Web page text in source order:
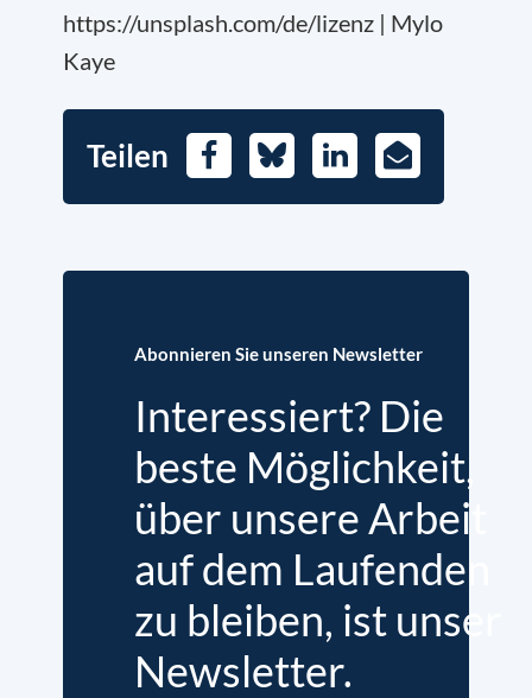
https://unsplash.com/de/lizenz | Mylo
Kaye
Teilen FacebookBlueskyLinkedIn
E-
Mail
Abonnieren Sie unseren Newsletter
Interessiert? Die
beste Möglichkeit,
über unsere Arbeit
auf dem Laufenden
zu bleiben, ist unser
Newsletter.